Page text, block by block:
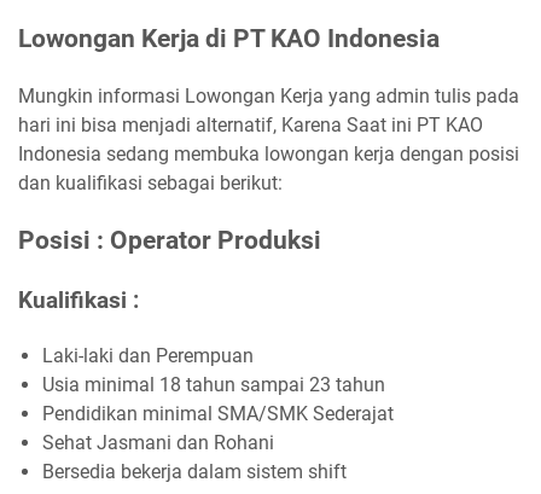
Lowongan Kerja di PT KAO Indonesia
Mungkin informasi Lowongan Kerja yang admin tulis pada
hari ini bisa menjadi alternatif, Karena Saat ini PT KAO
Indonesia sedang membuka lowongan kerja dengan posisi
dan kualifikasi sebagai berikut:
Posisi : Operator Produksi
Kualifikasi :
Laki-laki dan Perempuan
Usia minimal 18 tahun sampai 23 tahun
Pendidikan minimal SMA/SMK Sederajat
Sehat Jasmani dan Rohani
Bersedia bekerja dalam sistem shift